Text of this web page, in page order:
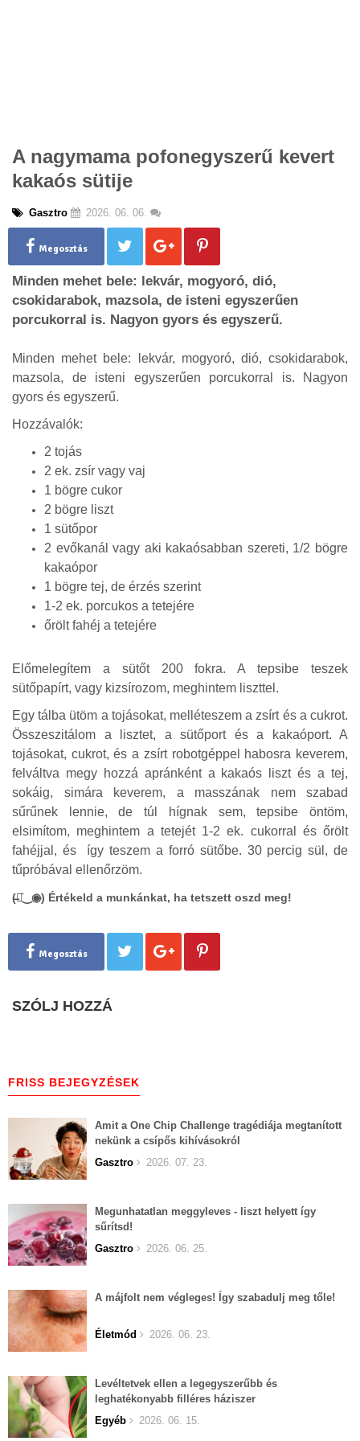
A nagymama pofonegyszerű kevert
kakaós sütije
Gasztro 2026. 06. 06.
Megosztás
Minden mehet bele: lekvár, mogyoró, dió,
csokidarabok, mazsola, de isteni egyszerűen
porcukorral is. Nagyon gyors és egyszerű.
Minden mehet bele: lekvár, mogyoró, dió, csokidarabok,
mazsola, de isteni egyszerűen porcukorral is. Nagyon
gyors és egyszerű.
Hozzávalók:
2 tojás
2 ek. zsír vagy vaj
1 bögre cukor
2 bögre liszt
1 sütőpor
2 evőkanál vagy aki kakaósabban szereti, 1/2 bögre
kakaópor
1 bögre tej, de érzés szerint
1-2 ek. porcukos a tetejére
őrölt fahéj a tetejére
Előmelegítem a sütőt 200 fokra. A tepsibe teszek
sütőpapírt, vagy kizsírozom, meghintem liszttel.
Egy tálba ütöm a tojásokat, melléteszem a zsírt és a cukrot.
Összeszitálom a lisztet, a sütőport és a kakaóport. A
tojásokat, cukrot, és a zsírt robotgéppel habosra keverem,
felváltva megy hozzá apránként a kakaós liszt és a tej,
sokáig, simára keverem, a masszának nem szabad
sűrűnek lennie, de túl hígnak sem, tepsibe öntöm,
elsimítom, meghintem a tetejét 1-2 ek. cukorral és őrölt
fahéjjal, és így teszem a forró sütőbe. 30 percig sül, de
tűpróbával ellenőrzöm.
(̶◉͛‿◉̶) Értékeld a munkánkat, ha tetszett oszd meg!
Megosztás
SZÓLJ HOZZÁ
FRISS BEJEGYZÉSEK
Amit a One Chip Challenge tragédiája megtanított
nekünk a csípős kihívásokról
Gasztro
2026. 07. 23.
Megunhatatlan meggyleves - liszt helyett így
sűrítsd!
Gasztro
2026. 06. 25.
A májfolt nem végleges! Így szabadulj meg tőle!
Életmód 2026. 06. 23.
Levéltetvek ellen a legegyszerűbb és
leghatékonyabb filléres háziszer
Egyéb
2026. 06. 15.